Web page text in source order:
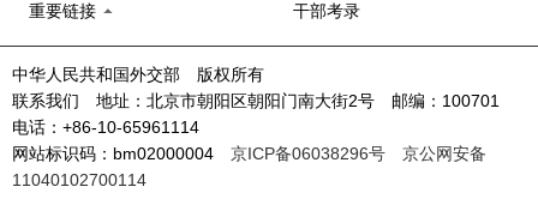
重要链接 干部考录
中华人民共和国外交部 版权所有
联系我们 地址：北京市朝阳区朝阳门南大街2号 邮编：100701
电话：+86-10-65961114
网站标识码：bm02000004 京ICP备06038296号
京公网安备
11040102700114